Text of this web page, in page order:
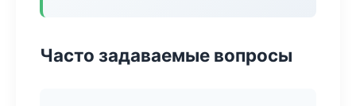
Часто задаваемые вопросы